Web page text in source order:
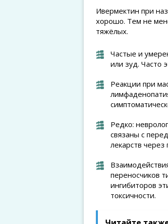
Ивермектин при
хорошо. Тем не
тяжёлых.
Частые и
или зуд. Часто
Реакции при
Редко:
связаны с
лекарств
переносчиков
ингибиторов
токсичности.